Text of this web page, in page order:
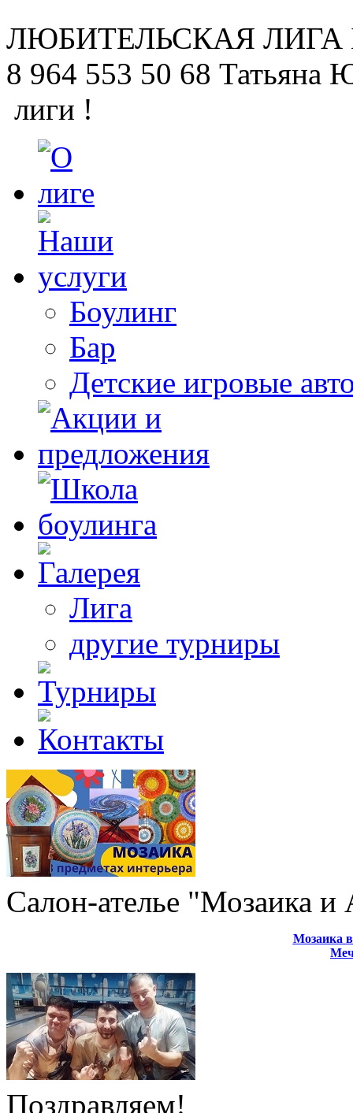
ЛЮБИТЕЛЬСКАЯ ЛИГА
8 964 553 50 68 Татьяна
лиги !
Боулинг
Бар
Детские игровые
Лига
другие турниры
Салон-ателье "Мозаика
Мозаика в
Поздравляем!